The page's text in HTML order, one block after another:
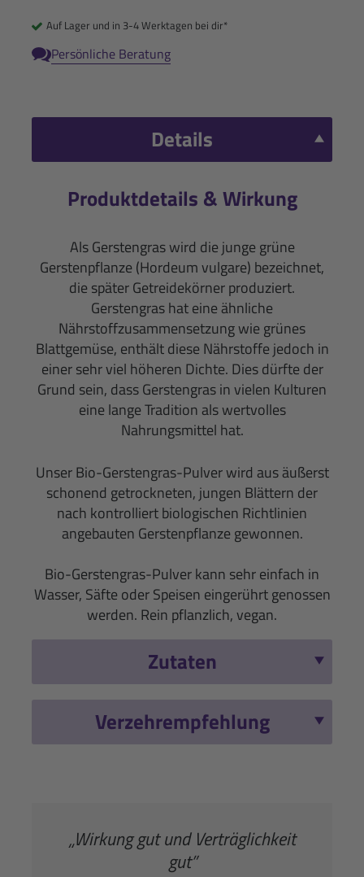
Auf Lager und in 3-4 Werktagen bei dir*
Persönliche Beratung
Details
Produktdetails & Wirkung
Als Gerstengras wird die junge grüne
Gerstenpflanze (Hordeum vulgare) bezeichnet,
die später Getreidekörner produziert.
Gerstengras hat eine ähnliche
Nährstoffzusammensetzung wie grünes
Blattgemüse, enthält diese Nährstoffe jedoch in
einer sehr viel höheren Dichte. Dies dürfte der
Grund sein, dass Gerstengras in vielen Kulturen
eine lange Tradition als wertvolles
Nahrungsmittel hat.
Unser Bio-Gerstengras-Pulver wird aus äußerst
schonend getrockneten, jungen Blättern der
nach kontrolliert biologischen Richtlinien
angebauten Gerstenpflanze gewonnen.
Bio-Gerstengras-Pulver kann sehr einfach in
Wasser, Säfte oder Speisen eingerührt genossen
werden. Rein pflanzlich, vegan.
Zutaten
Verzehrempfehlung
„Wirkung gut und Verträglichkeit
gut”